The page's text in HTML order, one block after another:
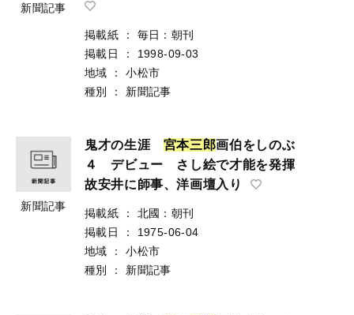
新聞記事
掲載紙 ：
毎日：朝刊
掲載日
：
1998-09-03
地域
：
小松市
種別
： 新聞記事
新聞記事
鬼才の生涯 宮本三 郎画伯をしのぶ
４ デビュー さし絵で才能を発揮
故安井に師事、洋画壇入り
掲載紙 ：
北國：朝刊
掲載日
：
1975-06-04
地域
：
小松市
種別
： 新聞記事